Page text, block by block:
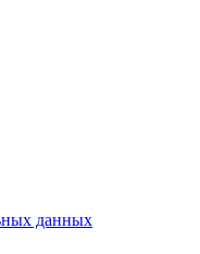
данных